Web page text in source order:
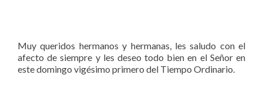
Muy queridos hermanos y hermanas, les saludo con el
afecto de siempre y les deseo todo bien en el Señor en
este domingo vigésimo primero del Tiempo Ordinario.